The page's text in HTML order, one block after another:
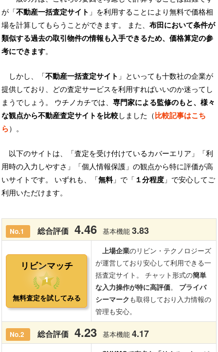
が「不動産一括査定サイト 」を利用することにより無料で価格相
場を計算してもらうことができます。 また、 布田において条件が
類似する過去の取引物件の情報も入手できるため、価格算定の参
考にできます。
しかし、「不動産一括査定サイト 」といっても十数社の企業が
提供しており、どの査定サービスを利用すればいいのか迷ってし
まうでしょう。 ウチノカチでは、 専門家による監修のもと、様々
な観点から不動産査定サイトを比較しました（比較記事はこち
ら）。
以下のサイトは、「査定を受け付けているカバーエリア」「利
用時の入力しやすさ」「個人情報保護」の観点から特に評価が高
いサイトです。 いずれも、「無料」で「 １分程度 」で安心してご
利用いただけます。